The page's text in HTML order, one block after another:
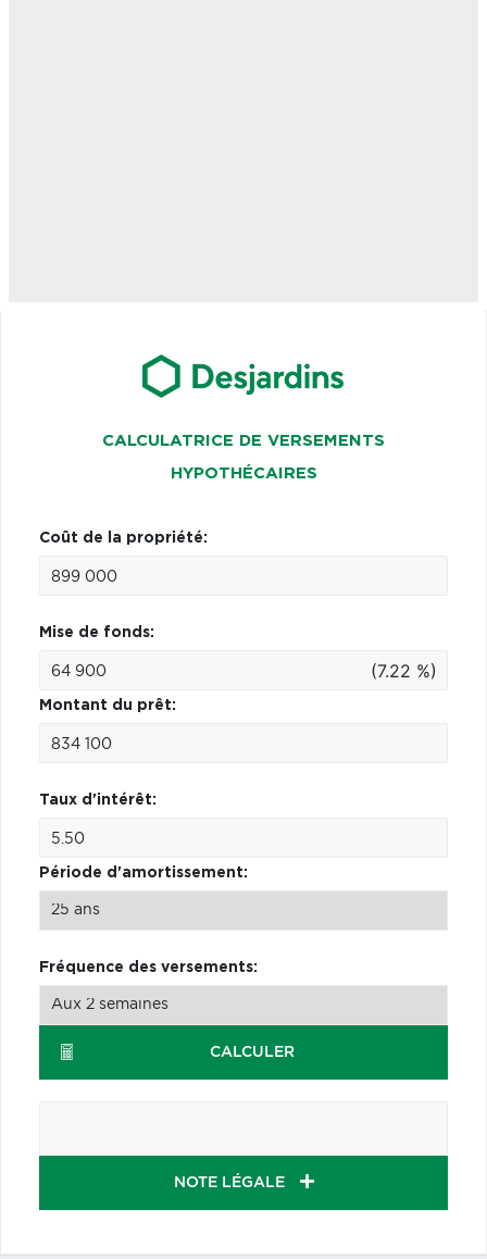
CALCULATRICE DE VERSEMENTS
HYPOTHÉCAIRES
Coût de la propriété:
Mise de fonds:
(7.22 %)
Montant du prêt:
Taux d'intérêt:
Période d'amortissement:
Fréquence des versements:
CALCULER
NOTE LÉGALE